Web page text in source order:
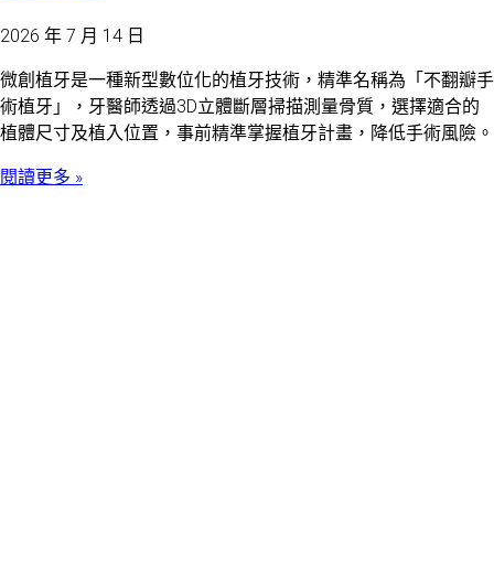
2026 年 7 月 14 日
微創植牙是一種新型數位化的植牙技術，精準名稱為「不翻瓣手
術植牙」，牙醫師透過3D立體斷層掃描測量骨質，選擇適合的
植體尺寸及植入位置，事前精準掌握植牙計畫，降低手術風險。
閱讀更多 »